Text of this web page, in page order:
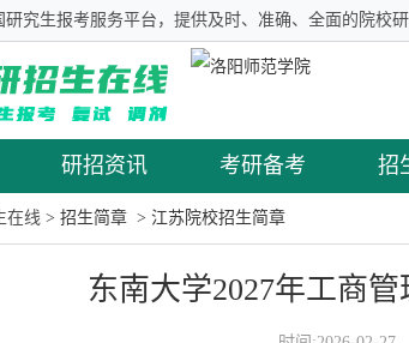
究生报考服务平台，提供及时、准确、全面的院校
研招资讯 考研备考 招
在线 > 招生简章 > 江苏院校招生简章
东南大学2027年工商